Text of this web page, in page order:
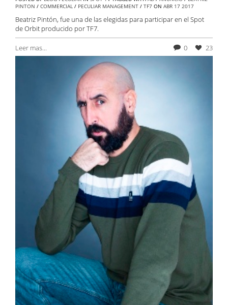
PINTON / COMMERCIAL / PECULIAR MANAGEMENT / TF7 ON ABR 17 2017
Beatriz Pintón, fue una de las elegidas para participar en el Spot
de Orbit producido por TF7.
Leer mas... 0 23